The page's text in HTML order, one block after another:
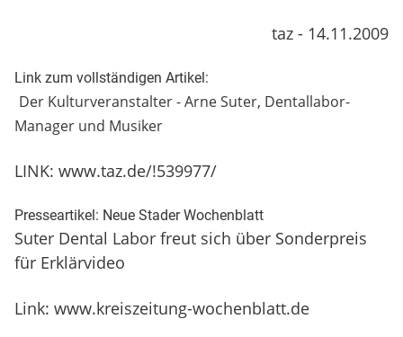
taz - 14.11.2009
Link zum vollständigen Artikel:
Der Kulturveranstalter - Arne Suter, Dentallabor-
Manager und Musiker
LINK: www.taz.de/!539977/
Presseartikel: Neue Stader Wochenblatt
Suter Dental Labor freut sich über Sonderpreis
für Erklärvideo
Link: www.kreiszeitung-wochenblatt.de